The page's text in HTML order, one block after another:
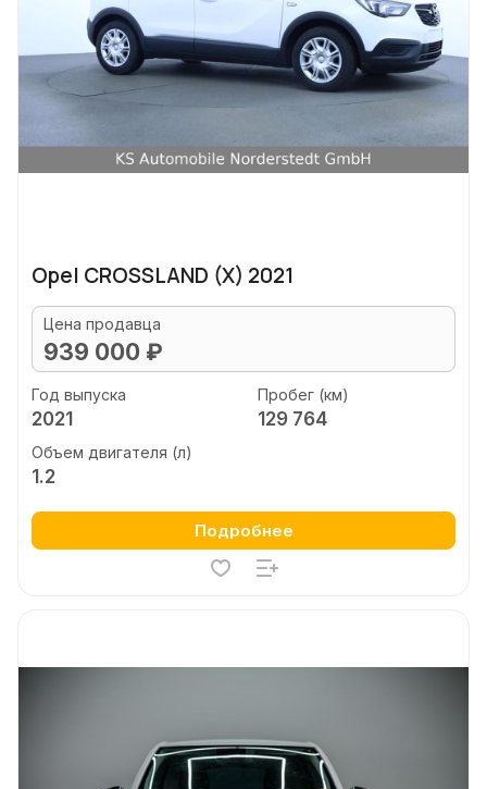
Opel CROSSLAND (X) 2021
Цена продавца
939 000 ₽
Год выпуска
2021
Пробег (км)
129 764
Объем двигателя (л)
1.2
Подробнее